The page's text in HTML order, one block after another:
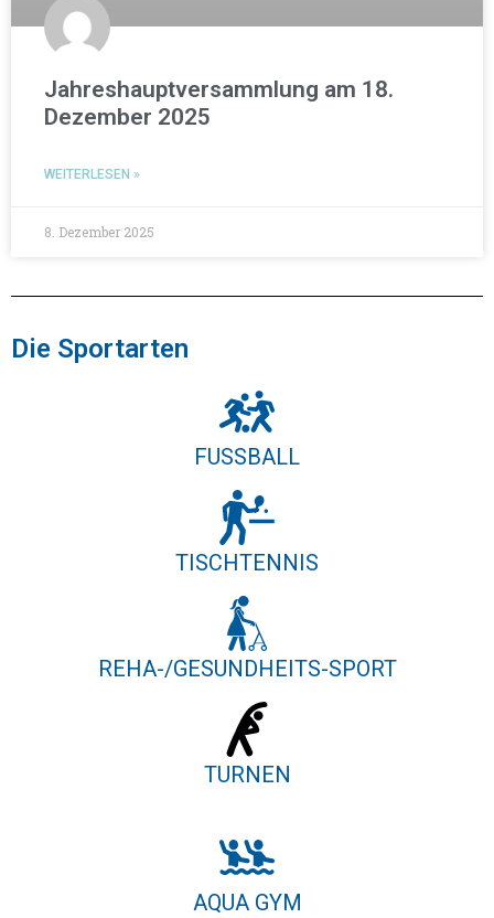
Jahreshauptversammlung am 18.
Dezember 2025
WEITERLESEN »
8. Dezember 2025
Die Sportarten
FUSSBALL
TISCHTENNIS
REHA-/GESUNDHEITS-SPORT
TURNEN
AQUA GYM